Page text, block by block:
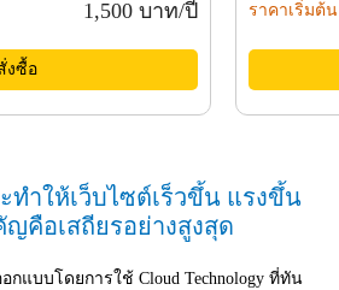
1,500 บาท/ปี
งซื้อ
ะทำให้เว็บไซต์เร็วขึ้น แรงขึ้น
คือเสถียรอย่างสูงสุด
อกแบบโดยการใช้ Cloud Technology ที่ทัน